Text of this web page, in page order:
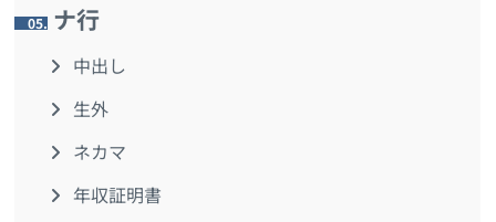
5. ナ行
中出し
生外
ネカマ
年収証明書